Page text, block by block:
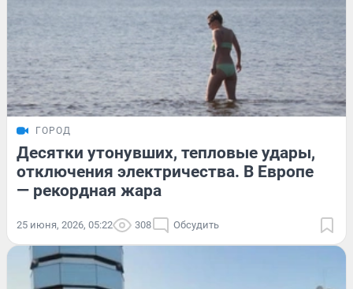
ГОРОД
Десятки утонувших, тепловые удары,
отключения электричества. В Европе
— рекордная жара
25 июня, 2026, 05:22 308 Обсудить